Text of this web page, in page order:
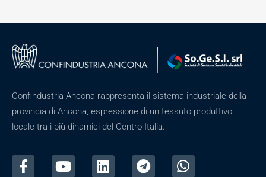
Confindustria Ancona rappresenta il sistema industriale della
provincia di Ancona, espressione di un tessuto produttivo
locale tra i più dinamici del Centro Italia.